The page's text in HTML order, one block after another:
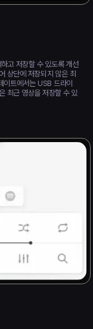
고 저장할 수 있도록 개선
상단에 저장되지 않은 최
이트에서는 USB 드라이
최근 영상을 저장할 수 있